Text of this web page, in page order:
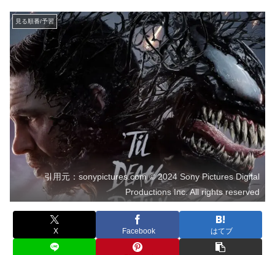
見る順番/予習
引用元：sonypictures.com © 2024 Sony Pictures Digital
Productions Inc. All rights reserved
X Facebook はてブ